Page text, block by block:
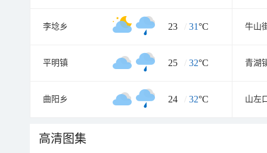
李埝乡 23 / 31°C 牛山
平明镇 25 / 32°C 青湖
曲阳乡 24 / 32°C 山左
高清图集